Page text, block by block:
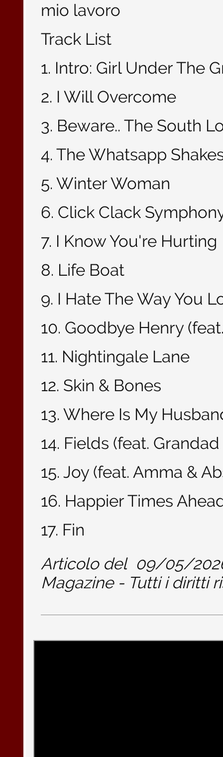
mio lavoro
Track List
1. Intro: Girl Under The
2. I Will Overcome
3. Beware.. The South
4. The Whatsapp
5. Winter Woman
6. Click Clack
7. I Know You're Hurting
8. Life Boat
9. I Hate The Way You
10. Goodbye Henry
11. Nightingale Lane
12. Skin & Bones
13. Where Is My
14. Fields (feat.
15. Joy (feat. Amma &
16. Happier Times
17. Fin
Articolo del 09/05/
Magazine - Tutti i diritti